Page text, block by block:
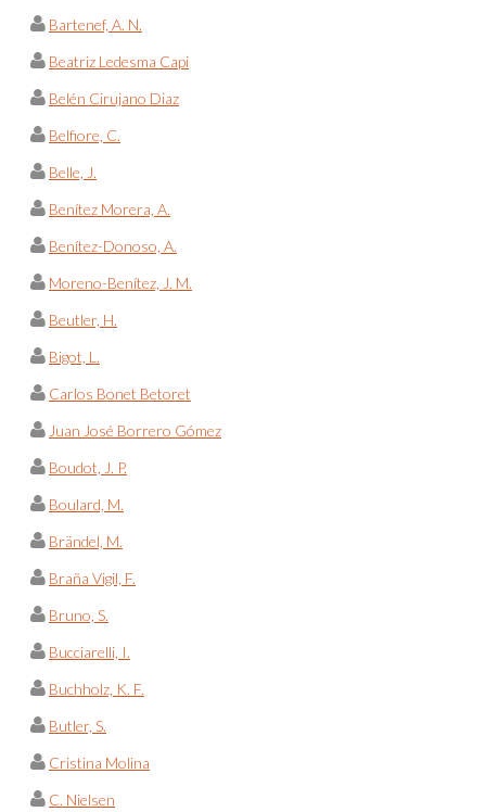
Bartenef, A. N.
Beatriz Ledesma Capi
Belén Cirujano Diaz
Belfiore, C.
Belle, J.
Benítez Morera, A.
Benítez-Donoso, A.
Moreno-Benítez, J. M.
Beutler, H.
Bigot, L.
Carlos Bonet Betoret
Juan José Borrero Gómez
Boudot, J. P.
Boulard, M.
Brändel, M.
Braña Vigil, F.
Bruno, S.
Bucciarelli, I.
Buchholz, K. F.
Butler, S.
Cristina Molina
C. Nielsen